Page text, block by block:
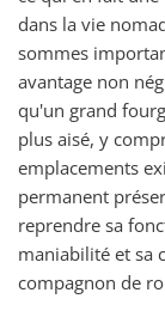
dans la vie
sommes
avantage non
qu'un grand
plus aisé, y
emplacements
permanent
reprendre sa
maniabilité et sa
compagnon de